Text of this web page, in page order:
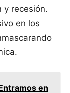
y recesión.
en los
en